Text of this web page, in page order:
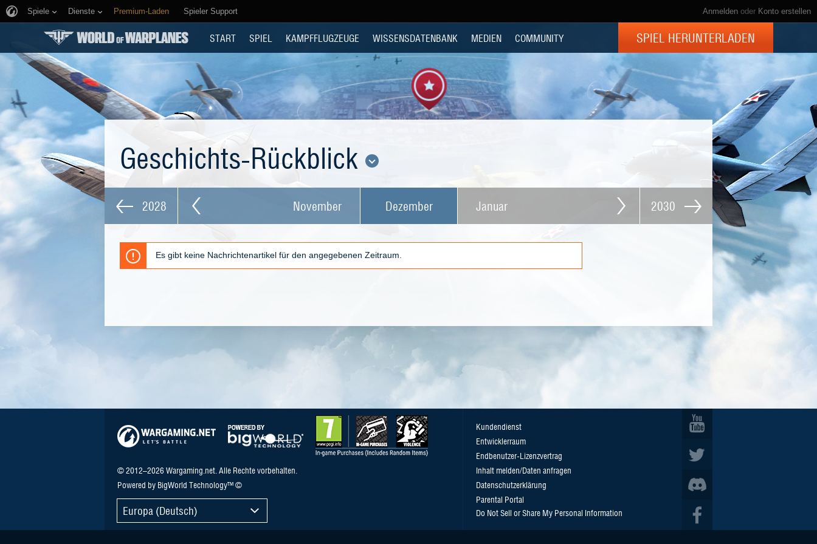
Anmelden oder Konto erstellen
Spiele Dienste Premium-Laden Spieler Support
START SPIEL KAMPFFLUGZEUGE WISSENSDATENBANK MEDIEN COMMUNITY SPIEL HERUNTERLADEN
Geschichts-Rückblick
2028 November Dezember Januar 2030
Es gibt keine Nachrichtenartikel für den angegebenen Zeitraum.
© 2012–2026 Wargaming.net. Alle Rechte vorbehalten.
Powered by BigWorld Technology™ ©
Europa (Deutsch)
Kundendienst
Entwicklerraum
Endbenutzer-Lizenzvertrag
Inhalt melden/Daten anfragen
Datenschutzerklärung
Parental Portal
Do Not Sell or Share My Personal Information